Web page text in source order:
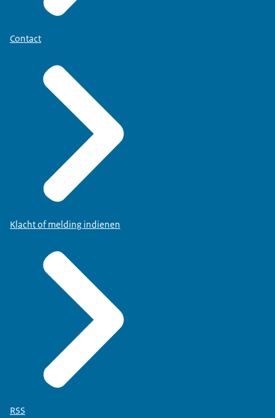
Contact
Klacht of melding indienen
RSS